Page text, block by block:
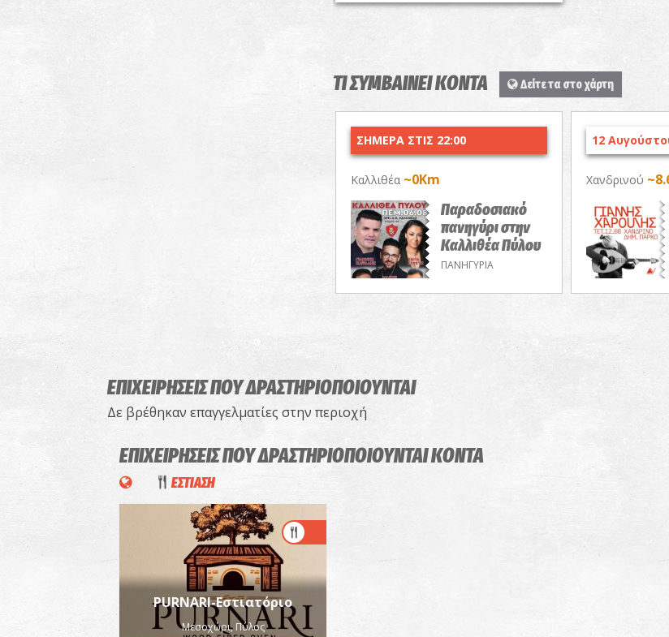
ΤΙ ΣΥΜΒΑΙΝΕΙ ΚΟΝΤΑ Δείτε τα στο χάρτη
ΣΗΜΕΡΑ ΣΤΙΣ 22:00
Καλλιθέα ~0Km
Παραδοσιακό
πανηγύρι στην
Καλλιθέα Πύλου
ΠΑΝΗΓΥΡΙΑ
12
Χανδρινού
ΕΠΙΧΕΙΡΗΣΕΙΣ ΠΟΥ ΔΡΑΣΤΗΡΙΟΠΟΙΟΥΝΤΑΙ
Δε βρέθηκαν επαγγελματίες στην περιοχή
ΕΠΙΧΕΙΡΗΣΕΙΣ ΠΟΥ ΔΡΑΣΤΗΡΙΟΠΟΙΟΥΝΤΑΙΚΟΝΤΑ
ΕΣΤΙΑΣΗ
PURNARI-Εστιατόριο
Μεσοχώρι, Πύλος